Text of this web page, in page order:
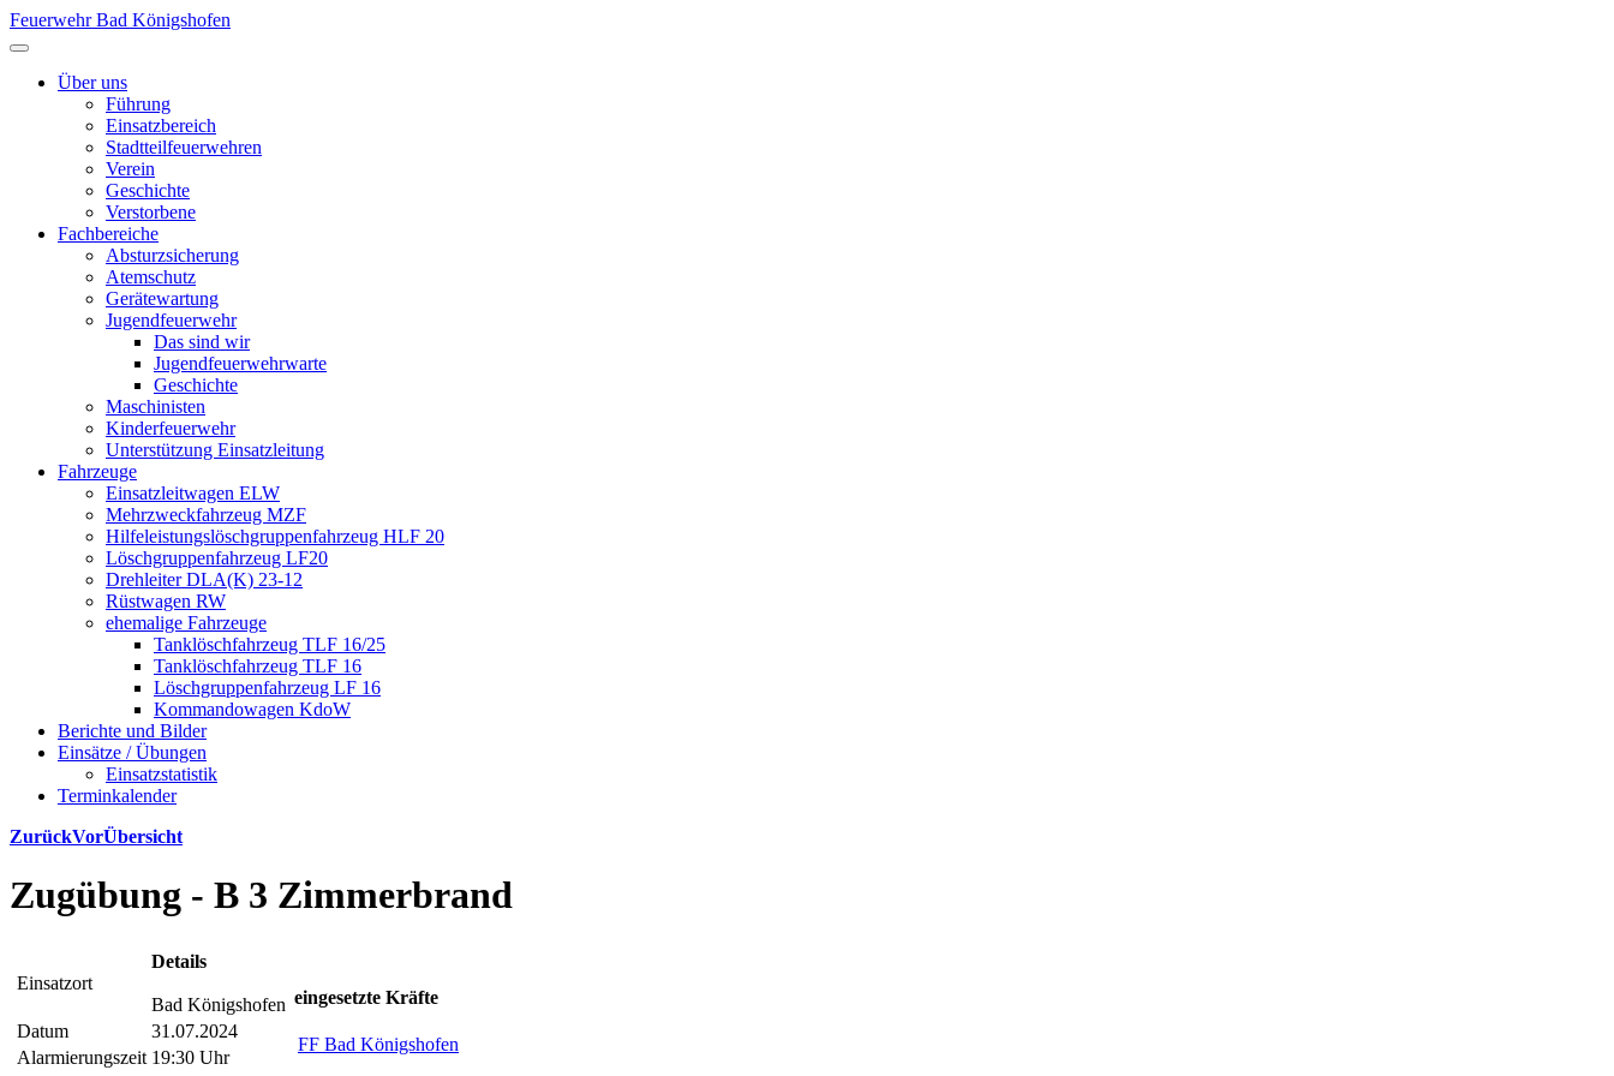
Feuerwehr Bad Königshofen
Über uns
Führung
Einsatzbereich
Stadtteilfeuerwehren
Verein
Geschichte
Verstorbene
Fachbereiche
Absturzsicherung
Atemschutz
Gerätewartung
Jugendfeuerwehr
Das sind wir
Jugendfeuerwehrwarte
Geschichte
Maschinisten
Kinderfeuerwehr
Unterstützung Einsatzleitung
Fahrzeuge
Einsatzleitwagen ELW
Mehrzweckfahrzeug MZF
Hilfeleistungslöschgruppenfahrzeug HLF 20
Löschgruppenfahrzeug LF20
Drehleiter DLA(K) 23-12
Rüstwagen RW
ehemalige Fahrzeuge
Tanklöschfahrzeug TLF 16/25
Tanklöschfahrzeug TLF 16
Löschgruppenfahrzeug LF 16
Kommandowagen KdoW
Berichte und Bilder
Einsätze / Übungen
Einsatzstatistik
Terminkalender
ZurückVorÜbersicht
Zugübung - B 3 Zimmerbrand
Einsatzort
Details
Bad Königshofen
Datum
31.07.2024
Alarmierungszeit 19:30 Uhr
eingesetzte Kräfte
FF Bad Königshofen